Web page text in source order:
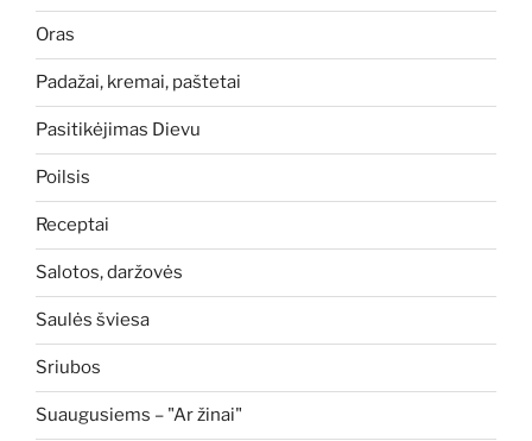
Oras
Padažai, kremai, paštetai
Pasitikėjimas Dievu
Poilsis
Receptai
Salotos, daržovės
Saulės šviesa
Sriubos
Suaugusiems – "Ar žinai"